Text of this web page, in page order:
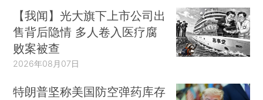
【我闻】光大旗下上市公司出
售背后隐情 多人卷入医疗腐
败案被查
2026年08月07日
特朗普坚称美国防空弹药库存